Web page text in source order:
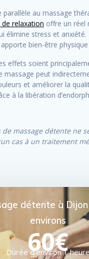
parallèle au massage
relaxation offre un réel
élimine stress et anxiété.
bien-être
effets soient
massage peut
et améliorer la
à la libération
de massage détente ne
cas à un traitement
détente à
environs
60€
Durée d’environ 1